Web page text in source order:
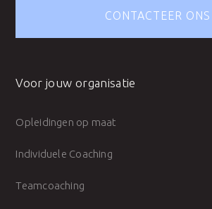
CONTACTEER ONS
Voor jouw organisatie
Opleidingen op maat
Individuele Coaching
Teamcoaching